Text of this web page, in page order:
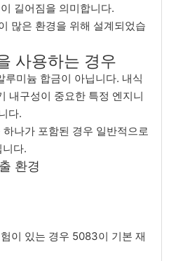
길어짐을 의미합니다.
많은 환경을 위해 설계되었습
사용하는 경우
미늄 합금이 아닙니다. 내식
내구성이 중요한 특정 엔지니
다.
나가 포함된 경우 일반적으로
다.
환경
이 있는 경우 5083이 기본 재